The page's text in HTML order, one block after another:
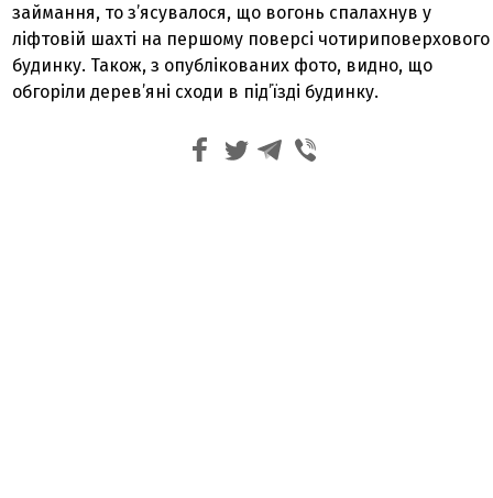
займання, то з’ясувалося, що вогонь спалахнув у
ліфтовій шахті на першому поверсі чотириповерхового
будинку. Також, з опублікованих фото, видно, що
обгоріли дерев’яні сходи в під’їзді будинку.